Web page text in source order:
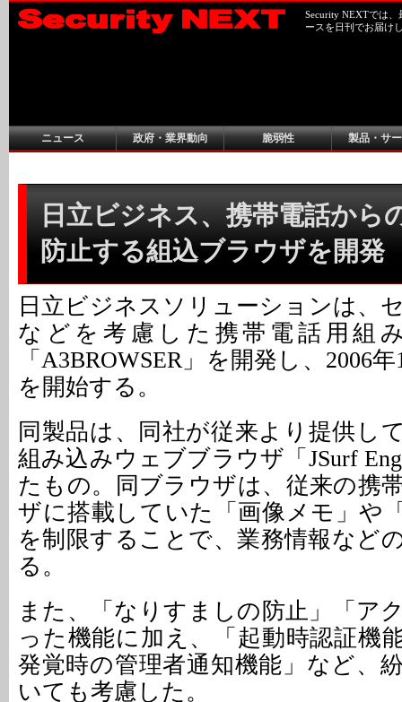
Security NEXTでは
ースを日刊でお届け
ニュース 政府・業界動向 脆弱性 製品・サ
日立ビジネス、携帯電話から
防止する組込ブラウザを開発
日立ビジネスソリューションは、
などを考慮した携帯電話用組
「A3BROWSER」を開発し、2006
を開始する。
同製品は、同社が従来より提供し
組み込みウェブブラウザ「JSurf
たもの。同ブラウザは、従来の携
ザに搭載していた「画像メモ」や
を制限することで、業務情報など
る。
また、「なりすましの防止」「ア
った機能に加え、「起動時認証機
発覚時の管理者通知機能」など、
いても考慮した。